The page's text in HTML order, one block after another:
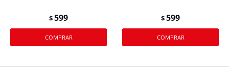
$599 $599